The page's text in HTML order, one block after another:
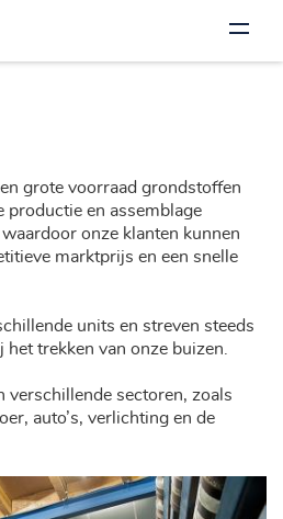
FR
grote voorraad grondstoffen
productie en assemblage
onze klanten kunnen
marktprijs en een snelle
units en streven steeds
trekken van onze buizen.
verschillende sectoren, zoals
auto’s, verlichting en de